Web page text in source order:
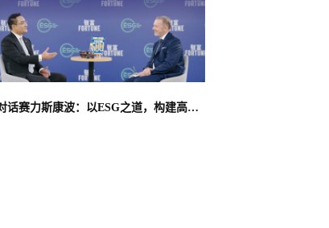
对话赛力斯康波：以ESG之道，构建高端智能汽车品牌全球竞争力